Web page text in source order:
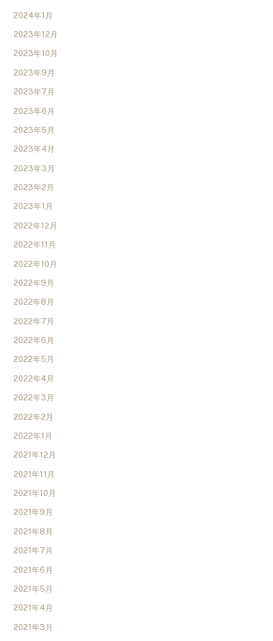
2024年1月
2023年12月
2023年10月
2023年9月
2023年7月
2023年6月
2023年5月
2023年4月
2023年3月
2023年2月
2023年1月
2022年12月
2022年11月
2022年10月
2022年9月
2022年8月
2022年7月
2022年6月
2022年5月
2022年4月
2022年3月
2022年2月
2022年1月
2021年12月
2021年11月
2021年10月
2021年9月
2021年8月
2021年7月
2021年6月
2021年5月
2021年4月
2021年3月